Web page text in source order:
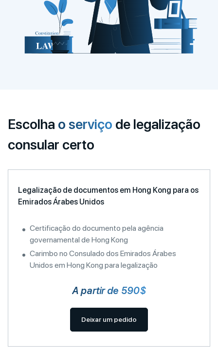
Escolha o serviço de legalização
consular certo
Legalização de documentos em Hong Kong para os
Emirados Árabes Unidos
Certificação do documento pela agência
governamental de Hong Kong
Carimbo no Consulado dos Emirados Árabes
Unidos em Hong Kong para legalização
A partir de 590$
Deixar um pedido